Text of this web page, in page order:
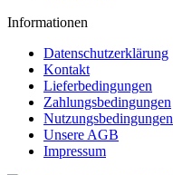
Informationen
Datenschutzerklärung
Kontakt
Lieferbedingungen
Zahlungsbedingungen
Nutzungsbedingungen
Unsere AGB
Impressum